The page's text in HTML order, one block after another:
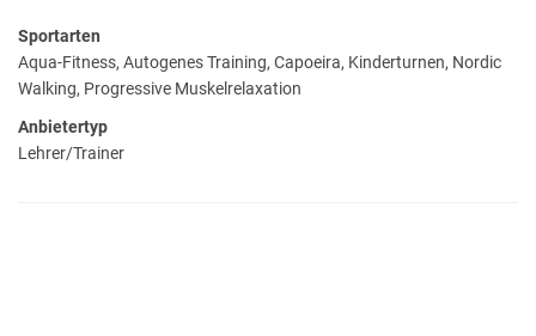
Sportarten
Aqua-Fitness, Autogenes Training, Capoeira, Kinderturnen, Nordic
Walking, Progressive Muskelrelaxation
Anbietertyp
Lehrer/Trainer